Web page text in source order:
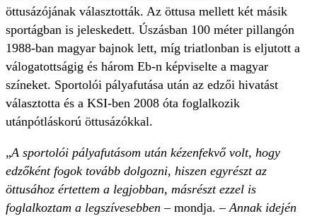
öttusázójának választották. Az öttusa mellett két másik
sportágban is jeleskedett. Úszásban 100 méter pillangón
1988-ban magyar bajnok lett, míg triatlonban is eljutott a
válogatottságig és három Eb-n képviselte a magyar
színeket. Sportolói pályafutása után az edzői hivatást
választotta és a KSI-ben 2008 óta foglalkozik
utánpótláskorú öttusázókkal.
„A sportolói pályafutásom után kézenfekvő volt, hogy
edzőként fogok tovább dolgozni, hiszen egyrészt az
öttusához értettem a legjobban, másrészt ezzel is
foglalkoztam a legszívesebben– mondja. –Annak idején